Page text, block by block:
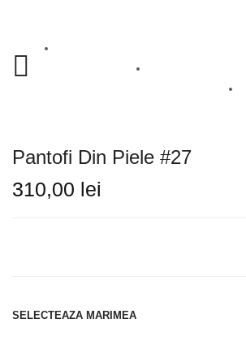
PANTOFI CASUAL
GENTI
Pantofi Din Piele #27
310,00 lei
SELECTEAZA MARIMEA